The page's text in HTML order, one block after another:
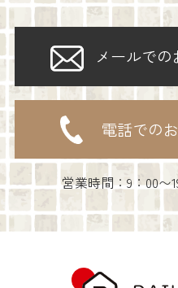
メールで
電話での
営業時間：9：00〜